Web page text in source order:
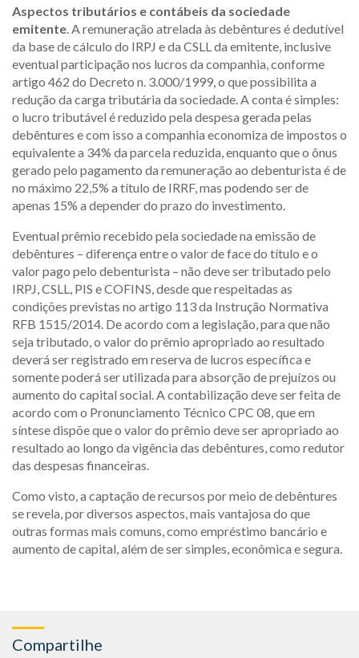
Aspectos tributários e contábeis da sociedade
emitente. A remuneração atrelada às debêntures é dedutível
da base de cálculo do IRPJ e da CSLL da emitente, inclusive
eventual participação nos lucros da companhia, conforme
artigo 462 do Decreto n. 3.000/1999, o que possibilita a
redução da carga tributária da sociedade. A conta é simples:
o lucro tributável é reduzido pela despesa gerada pelas
debêntures e com isso a companhia economiza de impostos o
equivalente a 34% da parcela reduzida, enquanto que o ônus
gerado pelo pagamento da remuneração ao debenturista é de
no máximo 22,5% a título de IRRF, mas podendo ser de
apenas 15% a depender do prazo do investimento.
Eventual prêmio recebido pela sociedade na emissão de
debêntures – diferença entre o valor de face do título e o
valor pago pelo debenturista – não deve ser tributado pelo
IRPJ, CSLL, PIS e COFINS, desde que respeitadas as
condições previstas no artigo 113 da Instrução Normativa
RFB 1515/2014. De acordo com a legislação, para que não
seja tributado, o valor do prêmio apropriado ao resultado
deverá ser registrado em reserva de lucros específica e
somente poderá ser utilizada para absorção de prejuízos ou
aumento do capital social. A contabilização deve ser feita de
acordo com o Pronunciamento Técnico CPC 08, que em
síntese dispõe que o valor do prêmio deve ser apropriado ao
resultado ao longo da vigência das debêntures, como redutor
das despesas financeiras.
Como visto, a captação de recursos por meio de debêntures
se revela, por diversos aspectos, mais vantajosa do que
outras formas mais comuns, como empréstimo bancário e
aumento de capital, além de ser simples, econômica e segura.
Compartilhe